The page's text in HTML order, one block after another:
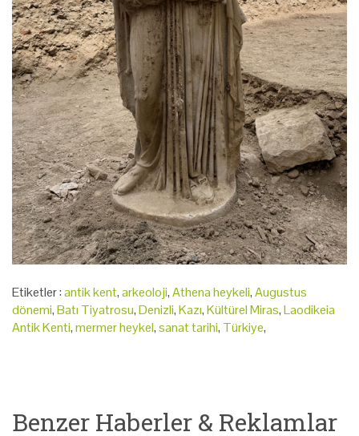
Etiketler :antik kent,arkeoloji,Athena heykeli,Augustus
dönemi,Batı Tiyatrosu,Denizli,Kazı,Kültürel Miras,Laodikeia
Antik Kenti,mermer heykel,sanat tarihi, Türkiye,
Benzer Haberler & Reklamlar